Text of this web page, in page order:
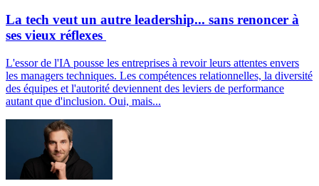
La tech veut un autre leadership... sans renoncer à
ses vieux réflexes
L'essor de l'IA pousse les entreprises à revoir leurs attentes envers
les managers techniques. Les compétences relationnelles, la diversité
des équipes et l'autorité deviennent des leviers de performance
autant que d'inclusion. Oui, mais...